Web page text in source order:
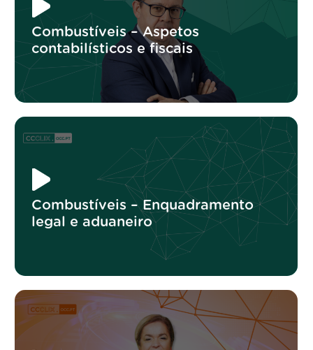
Combustíveis – Aspetos
contabilísticos e fiscais
Combustíveis – Enquadramento
legal e aduaneiro